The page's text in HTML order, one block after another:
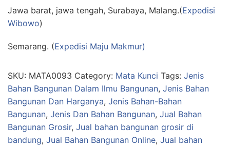
Jawa barat, jawa tengah, Surabaya, Malang.(Expedisi
Wibowo)
Semarang. (Expedisi Maju Makmur)
SKU: MATA0093 Category: Mata Kunci Tags: Jenis
Bahan Bangunan Dalam Ilmu Bangunan, Jenis Bahan
Bangunan Dan Harganya, Jenis Bahan-Bahan
Bangunan, Jenis Dan Bahan Bangunan, Jual Bahan
Bangunan Grosir, Jual bahan bangunan grosir di
bandung, Jual Bahan Bangunan Online, Jual bahan